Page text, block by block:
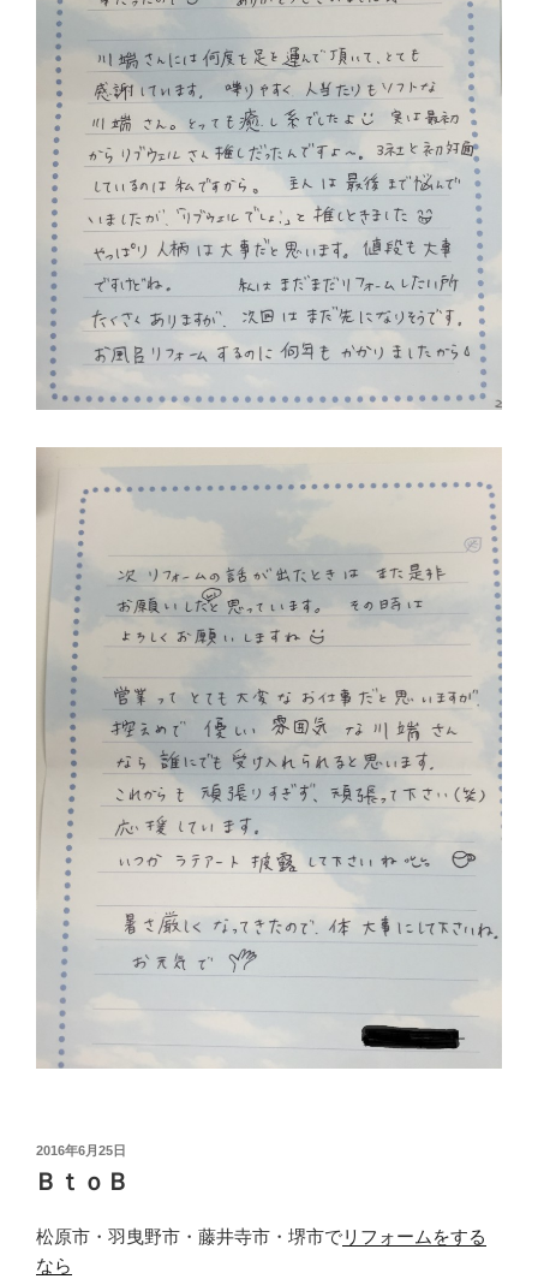
投
稿
日:
2016年6月25日
ＢｔｏＢ
松原市・羽曳野市・藤井寺市・堺市でリフォームをする
なら